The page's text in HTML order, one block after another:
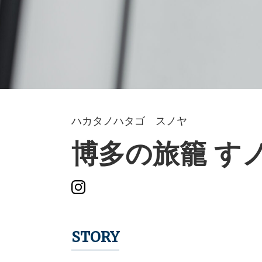
ハカタノハタゴ スノヤ
博多の旅籠 す
STORY